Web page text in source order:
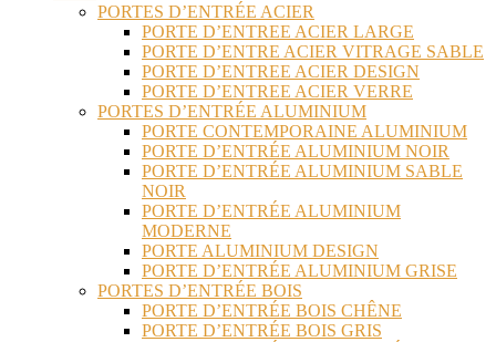
PORTES D’ENTRÉE ACIER
PORTE D’ENTREE ACIER LARGE
PORTE D’ENTRE ACIER VITRAGE SABLE
PORTE D’ENTREE ACIER DESIGN
PORTE D’ENTREE ACIER VERRE
PORTES D’ENTRÉE ALUMINIUM
PORTE CONTEMPORAINE ALUMINIUM
PORTE D’ENTRÉE ALUMINIUM NOIR
PORTE D’ENTRÉE ALUMINIUM SABLE
NOIR
PORTE D’ENTRÉE ALUMINIUM
MODERNE
PORTE ALUMINIUM DESIGN
PORTE D’ENTRÉE ALUMINIUM GRISE
PORTES D’ENTRÉE BOIS
PORTE D’ENTRÉE BOIS CHÊNE
PORTE D’ENTRÉE BOIS GRIS